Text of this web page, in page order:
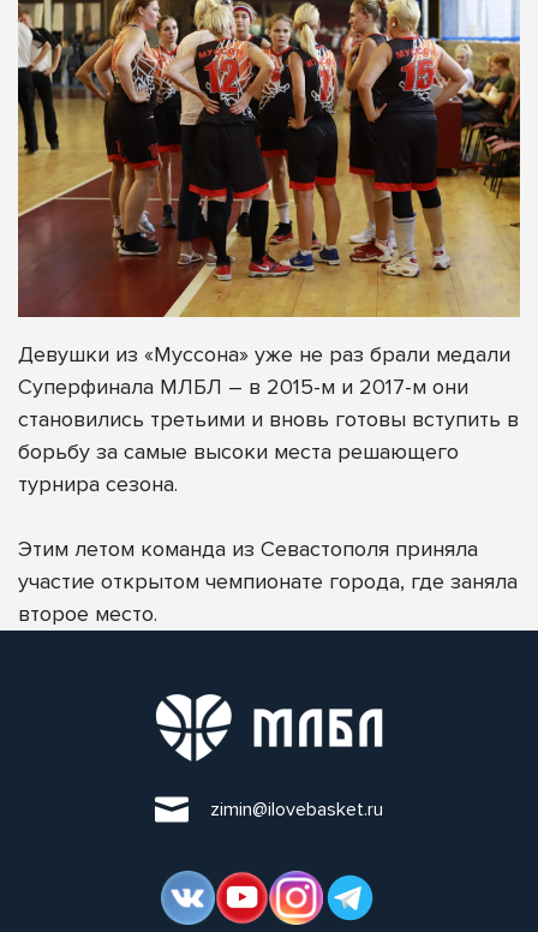
Девушки из «Муссона» уже не раз брали медали
Суперфинала МЛБЛ – в 2015-м и 2017-м они
становились третьими и вновь готовы вступить в
борьбу за самые высоки места решающего
турнира сезона.
Этим летом команда из Севастополя приняла
участие открытом чемпионате города, где заняла
второе место.
zimin@ilovebasket.ru